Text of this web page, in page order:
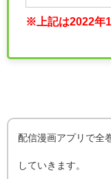
※上記は2022年
配信漫画アプリで全
していきます。